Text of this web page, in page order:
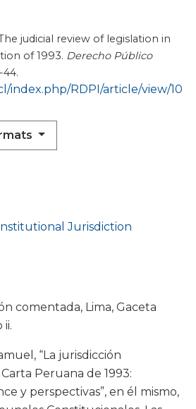
Jurisdiction
judicial review of legislation in
of 1993. Derecho Público
44.
index.php/RDPI/article/view/10
comentada, Lima, Gaceta
ii.
“La jurisdicción
Peruana de 1993:
y perspectivas”, en él mismo,